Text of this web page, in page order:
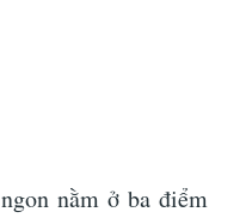
ngon nằm ở ba điểm